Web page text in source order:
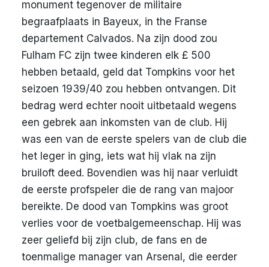
monument tegenover de militaire
begraafplaats in Bayeux, in the Franse
departement Calvados. Na zijn dood zou
Fulham FC zijn twee kinderen elk £ 500
hebben betaald, geld dat Tompkins voor het
seizoen 1939/40 zou hebben ontvangen. Dit
bedrag werd echter nooit uitbetaald wegens
een gebrek aan inkomsten van de club. Hij
was een van de eerste spelers van de club die
het leger in ging, iets wat hij vlak na zijn
bruiloft deed. Bovendien was hij naar verluidt
de eerste profspeler die de rang van majoor
bereikte. De dood van Tompkins was groot
verlies voor de voetbalgemeenschap. Hij was
zeer geliefd bij zijn club, de fans en de
toenmalige manager van Arsenal, die eerder